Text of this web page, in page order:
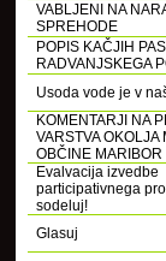
VABLJENI NA
SPREHODE
POPIS KAČJIH
RADVANJSKEGA
Usoda vode je v
KOMENTARJI NA
VARSTVA OKOLJA
OBČINE MARIBOR
Evalvacija izvedbe
participativnega
sodeluj!
Glasuj